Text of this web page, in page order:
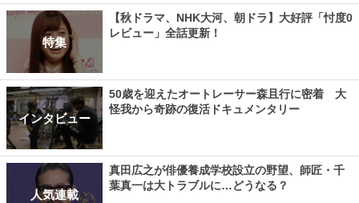
特集
【秋ドラマ、NHK大河、朝ドラ】大好評「忖度0
レビュー」全話更新！
インタビュー
50歳を迎えたオートレーサー森且行に密着 大
怪我から奇跡の復活ドキュメンタリー
人気連載
真田広之が俳優養成学校設立の野望、師匠・千
葉真一は大トラブルに…どうなる？